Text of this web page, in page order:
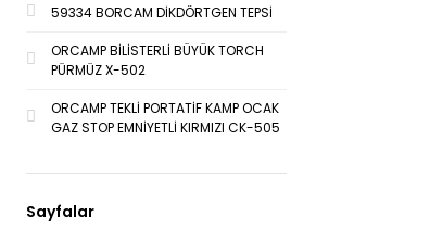
59334 BORCAM DİKDÖRTGEN TEPSİ
ORCAMP BİLİSTERLİ BÜYÜK TORCH
PÜRMÜZ X-502
ORCAMP TEKLİ PORTATİF KAMP OCAK
GAZ STOP EMNİYETLİ KIRMIZI CK-505
Sayfalar